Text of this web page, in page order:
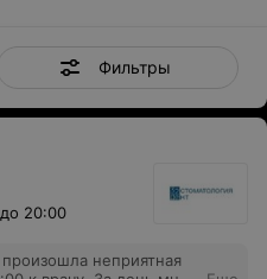
Фильтры
до 20:00
неприятная